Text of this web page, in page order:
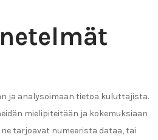
ja analysoimaan tietoa kuluttajista.
mielipiteitään ja kokemuksiaan
tarjoavat numeerista dataa, tai